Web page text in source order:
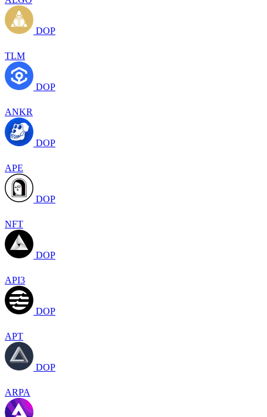
DOP
TLM
DOP
ANKR
DOP
APE
DOP
NFT
DOP
API3
DOP
APT
DOP
ARPA